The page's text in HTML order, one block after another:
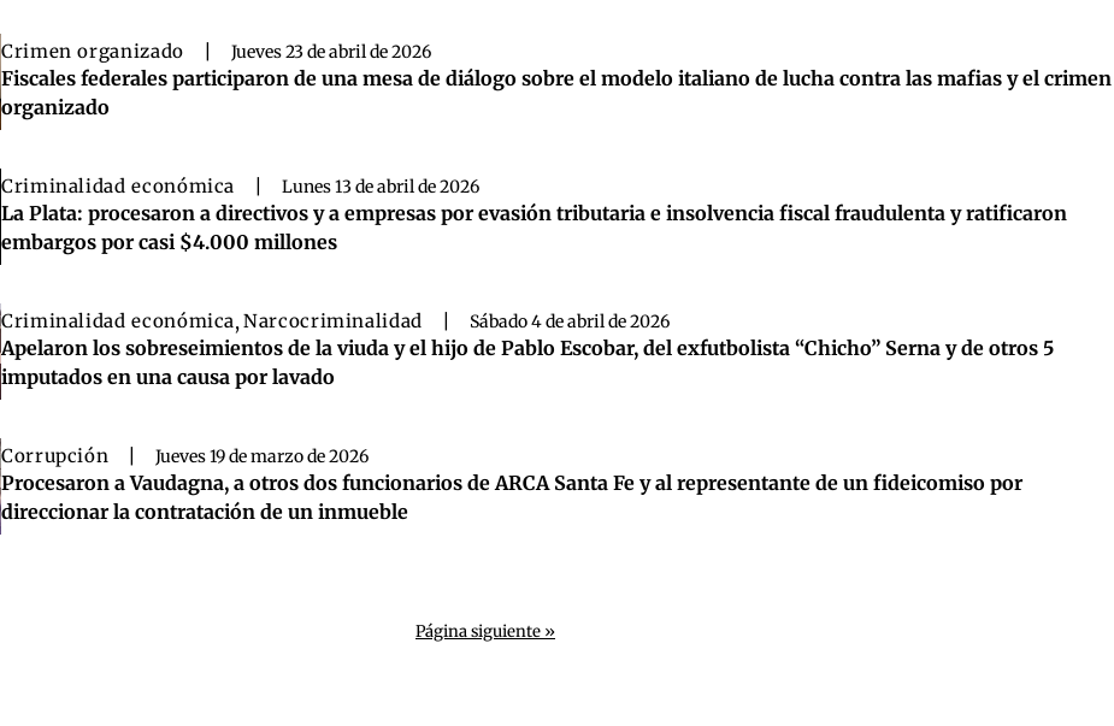
Crimen organizado Jueves 23 de abril de 2026
Fiscales federales participaron de una mesa de diálogo sobre el modelo italiano de lucha contra las mafias y el crimen
organizado
Criminalidad económica Lunes 13 de abril de 2026
La Plata: procesaron a directivos y a empresas por evasión tributaria e insolvencia fiscal fraudulenta y ratificaron
embargos por casi $4.000 millones
Criminalidad económica,Narcocriminalidad Sábado 4 de abril de 2026
Apelaron los sobreseimientos de la viuda y el hijo de Pablo Escobar, del exfutbolista “Chicho” Serna y de otros 5
imputados en una causa por lavado
Corrupción Jueves 19 de marzo de 2026
Procesaron a Vaudagna, a otros dos funcionarios de ARCA Santa Fe y al representante de un fideicomiso por
direccionar la contratación de un inmueble
Página siguiente »